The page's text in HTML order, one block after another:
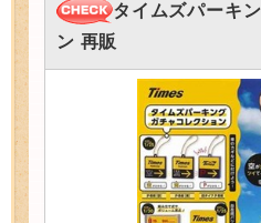
タイムズパーキ
ン 再販